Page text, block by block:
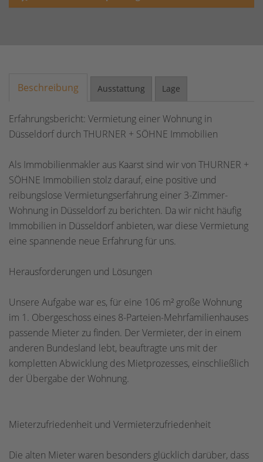
Beschreibung Ausstattung Lage
Erfahrungsbericht: Vermietung einer Wohnung in
Düsseldorf durch THURNER + SÖHNE Immobilien
Als Immobilienmakler aus Kaarst sind wir von THURNER +
SÖHNE Immobilien stolz darauf, eine positive und
reibungslose Vermietungserfahrung einer 3-Zimmer-
Wohnung in Düsseldorf zu berichten. Da wir nicht häufig
Immobilien in Düsseldorf anbieten, war diese Vermietung
eine spannende neue Erfahrung für uns.
Herausforderungen und Lösungen
Unsere Aufgabe war es, für eine 106 m² große Wohnung
im 1. Obergeschoss eines 8-Parteien-Mehrfamilienhauses
passende Mieter zu finden. Der Vermieter, der in einem
anderen Bundesland lebt, beauftragte uns mit der
kompletten Abwicklung des Mietprozesses, einschließlich
der Übergabe der Wohnung.
Mieterzufriedenheit und Vermieterzufriedenheit
Die alten Mieter waren besonders glücklich darüber, dass